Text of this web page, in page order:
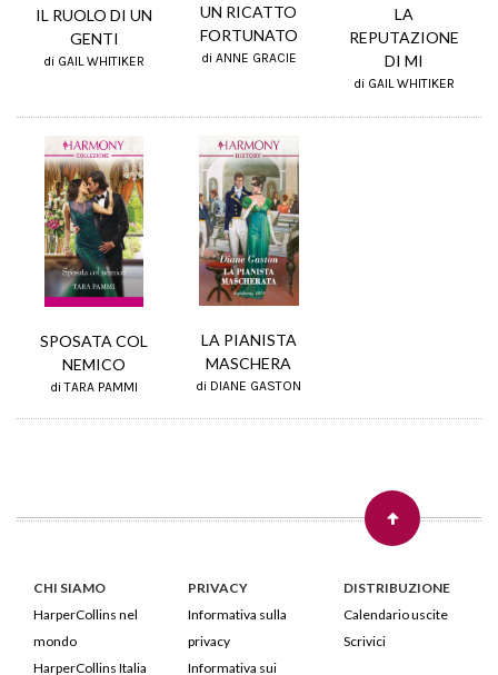
IL RUOLO DI UN
GENTI
di GAIL WHITIKER
UN RICATTO
FORTUNATO
di ANNE GRACIE
LA
REPUTAZIONE
DI MI
di GAIL WHITIKER
SPOSATA COL
NEMICO
di TARA PAMMI
LA PIANISTA
MASCHERA
di DIANE GASTON
CHI SIAMO
HarperCollins nel
mondo
HarperCollins Italia
PRIVACY
Informativa sulla
privacy
Informativa sui
DISTRIBUZIONE
Calendario uscite
Scrivici